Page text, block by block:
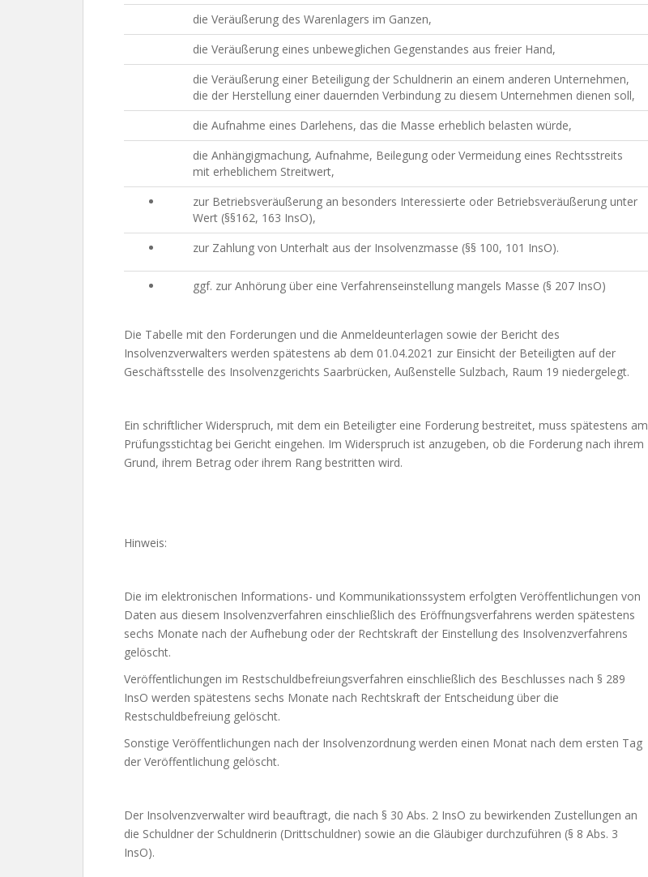
die Veräußerung des Warenlagers im Ganzen,
die Veräußerung eines unbeweglichen Gegenstandes aus freier Hand,
die Veräußerung einer Beteiligung der Schuldnerin an einem anderen Unternehmen,
die der Herstellung einer dauernden Verbindung zu diesem Unternehmen dienen soll,
die Aufnahme eines Darlehens, das die Masse erheblich belasten würde,
die Anhängigmachung, Aufnahme, Beilegung oder Vermeidung eines Rechtsstreits
mit erheblichem Streitwert,
zur Betriebsveräußerung an besonders Interessierte oder Betriebsveräußerung unter
Wert (§§162, 163 InsO),
zur Zahlung von Unterhalt aus der Insolvenzmasse (§§ 100, 101 InsO).
ggf. zur Anhörung über eine Verfahrenseinstellung mangels Masse (§ 207 InsO)
Die Tabelle mit den Forderungen und die Anmeldeunterlagen sowie der Bericht des
Insolvenzverwalters werden spätestens ab dem 01.04.2021 zur Einsicht der Beteiligten auf der
Geschäftsstelle des Insolvenzgerichts Saarbrücken, Außenstelle Sulzbach, Raum 19 niedergelegt.
Ein schriftlicher Widerspruch, mit dem ein Beteiligter eine Forderung bestreitet, muss spätestens am
Prüfungsstichtag bei Gericht eingehen. Im Widerspruch ist anzugeben, ob die Forderung nach ihrem
Grund, ihrem Betrag oder ihrem Rang bestritten wird.
Hinweis:
Die im elektronischen Informations- und Kommunikationssystem erfolgten Veröffentlichungen von
Daten aus diesem Insolvenzverfahren einschließlich des Eröffnungsverfahrens werden spätestens
sechs Monate nach der Aufhebung oder der Rechtskraft der Einstellung des Insolvenzverfahrens
gelöscht.
Veröffentlichungen im Restschuldbefreiungsverfahren einschließlich des Beschlusses nach § 289
InsO werden spätestens sechs Monate nach Rechtskraft der Entscheidung über die
Restschuldbefreiung gelöscht.
Sonstige Veröffentlichungen nach der Insolvenzordnung werden einen Monat nach dem ersten Tag
der Veröffentlichung gelöscht.
Der Insolvenzverwalter wird beauftragt, die nach § 30 Abs. 2 InsO zu bewirkenden Zustellungen an
die Schuldner der Schuldnerin (Drittschuldner) sowie an die Gläubiger durchzuführen (§ 8 Abs. 3
InsO).